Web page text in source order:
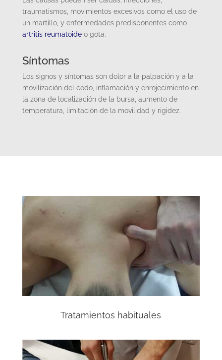
traumatismos, movimientos excesivos como el uso de
un martillo, y enfermedades predisponentes como
artritis reumatoideo gota.
Síntomas
Los signos y síntomas son dolor a la palpación y a la
movilización del codo, inflamación y enrojecimiento en
la zona de localización de la bursa, aumento de
temperatura, limitación de la movilidad y rigidez.
Tratamientos habituales